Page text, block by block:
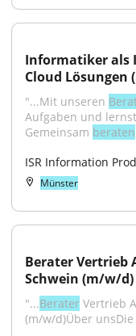
Informatiker als
Cloud Lösungen
"...Mit unseren
Aufgaben und
Gemeinsam beraten
ISR Information
Münster
Berater
Schwein (m/w/d)
"...Berater Vertrieb
(m/w/d)Über unsDie